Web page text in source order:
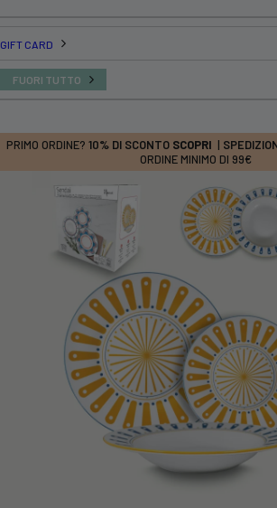
GIFT CARD
FUORI TUTTO
PRIMO ORDINE? 10% DI SCONTO SCOPRI |
ORDINE MINIMO DI 99€